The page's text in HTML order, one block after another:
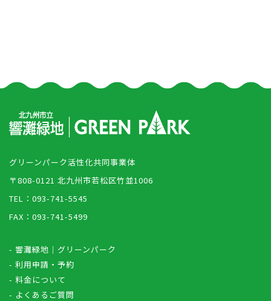
グリーンパーク活性化共同事業体
〒808-0121 北九州市若松区竹並1006
TEL：093-741-5545
FAX：093-741-5499
- 響灘緑地｜グリーンパーク
- 利用申請・予約
- 料金について
- よくあるご質問